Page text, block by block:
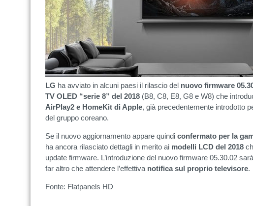
LG ha avviato in alcuni paesi il rilascio del nuovo firmware
TV OLED “serie 8” del 2018 (B8, C8, E8, G8 e W8) che
AirPlay2 e HomeKit di Apple, già precedentemente introdotto
del gruppo coreano.
Se il nuovo aggiornamento appare quindi confermato per la
ha ancora rilasciato dettagli in merito ai modelli LCD del 2018
update firmware. L’introduzione del nuovo firmware 05.30.02
far altro che attendere l’effettiva notifica sul proprio televisore.
Fonte: Flatpanels HD